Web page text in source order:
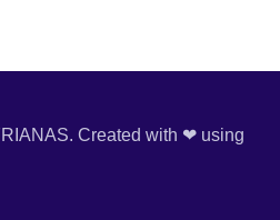
Created with ❤ using